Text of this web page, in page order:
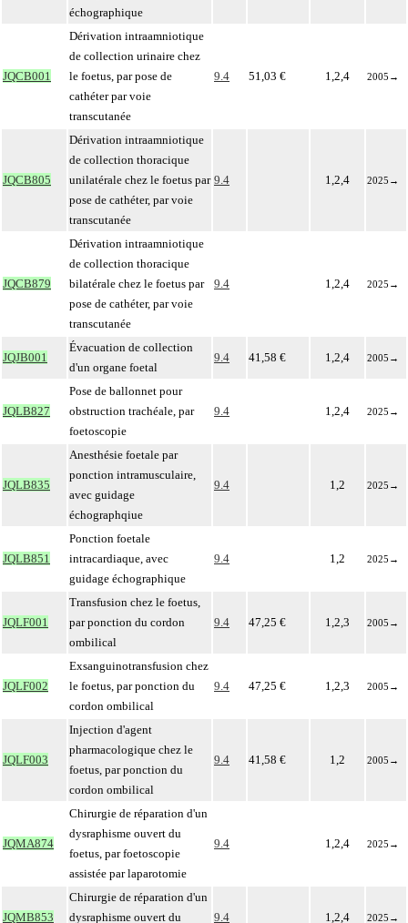
échographique
JQCB001
Dérivation intraamniotique
de collection urinaire chez
le foetus, par pose de
cathéter par voie
transcutanée
9.4 51,03 € 1,2,4 2005 →
JQCB805
Dérivation intraamniotique
de collection thoracique
unilatérale chez le foetus par
pose de cathéter, par voie
transcutanée
9.4 1,2,4 2025 →
JQCB879
Dérivation intraamniotique
de collection thoracique
bilatérale chez le foetus par
pose de cathéter, par voie
transcutanée
9.4 1,2,4 2025 →
JQJB001
Évacuation de collection
d'un organe foetal
9.4 41,58 € 1,2,4 2005 →
JQLB827
Pose de ballonnet pour
obstruction trachéale, par
foetoscopie
9.4 1,2,4 2025 →
JQLB835
Anesthésie foetale par
ponction intramusculaire,
avec guidage
échographqiue
9.4 1,2 2025 →
JQLB851
Ponction foetale
intracardiaque, avec
guidage échographique
9.4 1,2 2025 →
JQLF001
Transfusion chez le foetus,
par ponction du cordon
ombilical
9.4 47,25 € 1,2,3 2005 →
JQLF002
Exsanguinotransfusion chez
le foetus, par ponction du
cordon ombilical
9.4 47,25 € 1,2,3 2005 →
JQLF003
Injection d'agent
pharmacologique chez le
foetus, par ponction du
cordon ombilical
9.4 41,58 € 1,2 2005 →
JQMA874
Chirurgie de réparation d'un
dysraphisme ouvert du
foetus, par foetoscopie
assistée par laparotomie
9.4 1,2,4 2025 →
JQMB853
Chirurgie de réparation d'un
dysraphisme ouvert du
9.4 1,2,4 2025 →